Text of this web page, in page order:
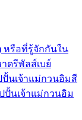
) หรือที่รู้จักกันใน
ดรีพัลส์เบย์
ปั้นเจ้าแม่กวนอิมสี
ปั้นเจ้าแม่กวนอิม